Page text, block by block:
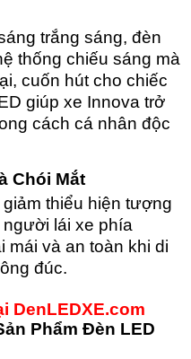
trắng sáng, đèn
thống chiếu sáng mà
cuốn hút cho chiếc
giúp xe Innova trở
cách cá nhân độc
Chói Mắt
thiểu hiện tượng
lái xe phía
và an toàn khi di
đúc.
DenLEDXE.com
Phẩm Đèn LED